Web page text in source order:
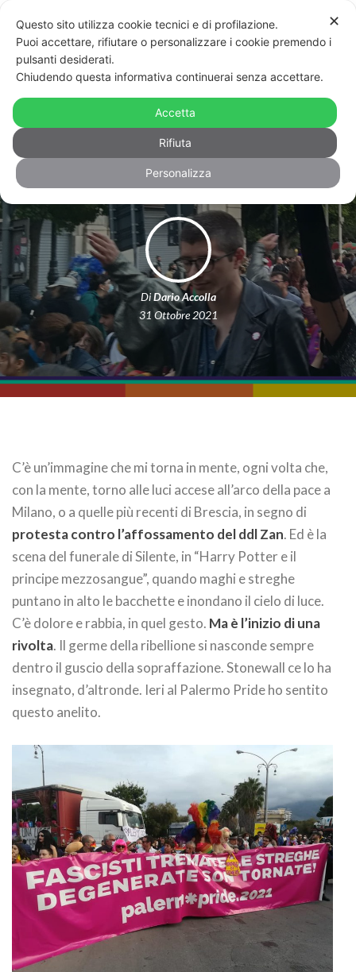
Il Palermo Pride e le altre piazze:
dolore e rabbia, ma l’inizio di una
rivolta
DiDario Accolla
31 Ottobre 2021
C’è un’immagine che mi torna in mente, ogni volta che,
con la mente, torno alle luci accese all’arco della pace a
Milano, o a quelle più recenti di Brescia, in segno di
protesta contro l’affossamento del ddl Zan. Ed è la
scena del funerale di Silente, in “Harry Potter e il
principe mezzosangue”, quando maghi e streghe
puntano in alto le bacchette e inondano il cielo di luce.
C’è dolore e rabbia, in quel gesto. Ma è l’inizio di una
rivolta. Il germe della ribellione si nasconde sempre
dentro il guscio della sopraffazione. Stonewall ce lo ha
insegnato, d’altronde. Ieri al Palermo Pride ho sentito
questo anelito.
✕
Questo sito utilizza cookie tecnici e di profilazione.
Puoi accettare, rifiutare o personalizzare i cookie premendo i
pulsanti desiderati.
Chiudendo questa informativa continuerai senza accettare.
Accetta
Rifiuta
Personalizza